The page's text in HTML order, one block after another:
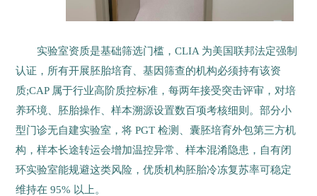
实验室资质是基础筛选门槛，CLIA 为美国联邦法定强制
认证，所有开展胚胎培育、基因筛查的机构必须持有该资
质;CAP 属于行业高阶质控标准，每两年接受突击评审，对培
养环境、胚胎操作、样本溯源设置数百项考核细则。部分小
型门诊无自建实验室，将 PGT 检测、囊胚培育外包第三方机
构，样本长途转运会增加温控异常、样本混淆隐患，自有闭
环实验室能规避这类风险，优质机构胚胎冷冻复苏率可稳定
维持在 95% 以上。